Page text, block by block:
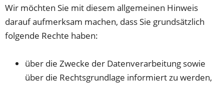
Wir möchten Sie mit diesem allgemeinen Hinweis
darauf aufmerksam machen, dass Sie grundsätzlich
folgende Rechte haben:
über die Zwecke der Datenverarbeitung sowie
über die Rechtsgrundlage informiert zu werden,